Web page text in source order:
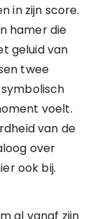
in zijn score.
hamer die
geluid van
twee
voelt.
van de
over
ook bij.